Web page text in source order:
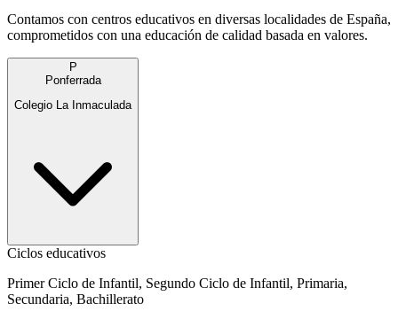
Contamos con centros educativos en diversas localidades de España,
comprometidos con una educación de calidad basada en valores.
P
Ponferrada
Colegio La Inmaculada
Ciclos educativos
Primer Ciclo de Infantil, Segundo Ciclo de Infantil, Primaria,
Secundaria, Bachillerato